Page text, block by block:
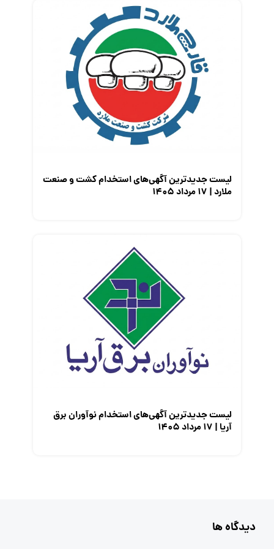
لیست جدیدترین آگهی‌های استخدام کشت و صنعت
ملارد | ۱۷ مرداد ۱۴۰۵
لیست جدیدترین آگهی‌های استخدام نوآوران برق
آریا | ۱۷ مرداد ۱۴۰۵
دیدگاه ها